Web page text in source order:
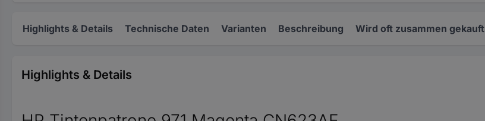
Highlights & Details Technische Daten Varianten Beschreibung Wird oft zusammen gekauft
Highlights & Details